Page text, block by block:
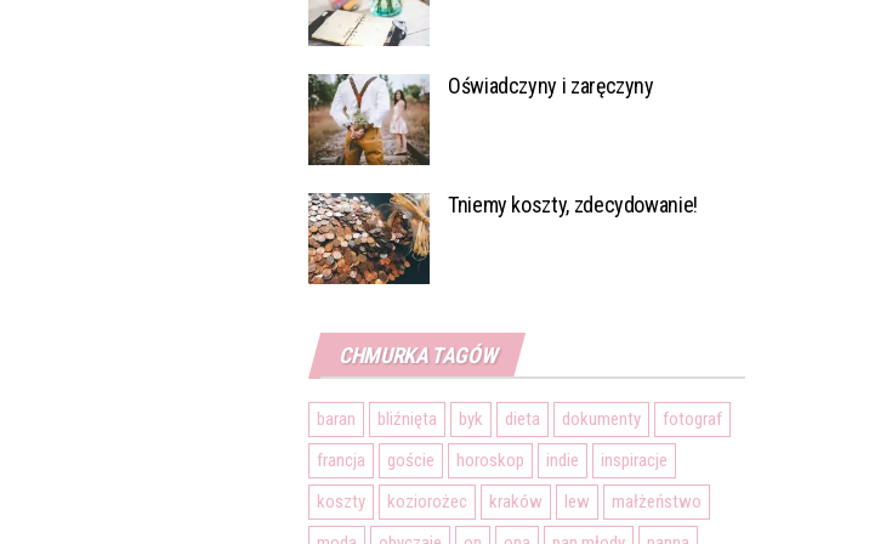
Oświadczyny i zaręczyny
Tniemy koszty, zdecydowanie!
CHMURKA TAGÓW
baran bliźnięta byk dieta dokumenty
fotograf
francja
goście horoskop indie
inspiracje
koszty
koziorożec kraków lew
małżeństwo